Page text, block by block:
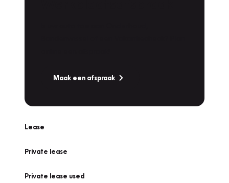
Maak een afspraak
Lease
Private lease
Private lease used